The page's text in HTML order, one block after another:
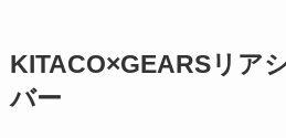
KITACO×GEARSリア
バー